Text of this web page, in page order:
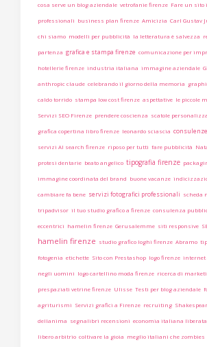
cosa serve un blog aziendale vetrofanie firenze Fare un sito
professionali business plan firenze Amicizia Carl Gustav
chi siamo modelli per pubblicità la letteratura è salvezza
partenza grafica e stampa firenze comunicazione per
hotellerie firenze industria italiana immagine aziendale
anthropic claude celebrando il giorno della memoria
caldo torrido stampa low cost firenze aspettative le piccole
Servizi SEO Firenze prendere coscienza scatole
grafica copertina libro firenze leonardo sciascia
servizi AI search firenze riposo per tutti fare pubblicità
protesi dentarie beato angelico tipografia firenze
immagine coordinata del brand buone vacanze
cambiare fa bene servizi fotografici professionali scheda
tripadvisor il tuo studio grafico a firenze consulenza
eccentrici hamelin firenze Gerusalemme siti responsive
hamelin firenze studio grafico loghi firenze Abramo
fotogenia etichette Sito con Prestashop logo firenze internet
negli uomini logo cartellino moda firenze ricerca di
prespaziati vetrine firenze Ulisse Testi per blog aziendale
agriturismi Servizi grafici a Firenze recruiting
dellanima segnalibri recensioni economia italiana liberata
libero arbitrio coltivare la gioia meglio italiani che zombies